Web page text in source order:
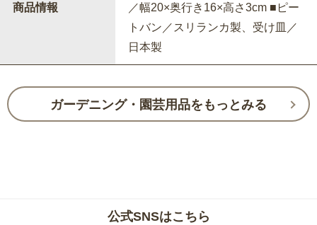
商品情報
／幅20×奥行き16×高さ3cm ■ピー
トバン／スリランカ製、受け皿／
日本製
ガーデニング・園芸用品をもっとみる
公式SNSはこちら